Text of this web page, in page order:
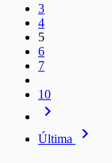
3
4
5
6
7
10
navigate_next
Última navigate_next